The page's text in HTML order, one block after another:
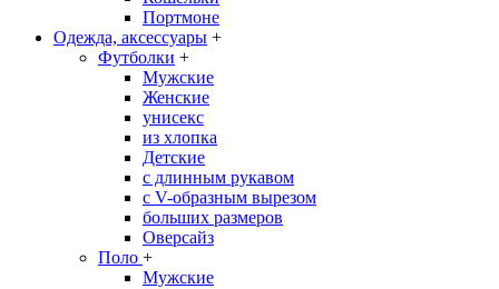
Портмоне
Одежда, аксессуары +
Футболки +
Мужские
Женские
унисекс
из хлопка
Детские
с длинным рукавом
с V-образным вырезом
больших размеров
Оверсайз
Поло +
Мужские